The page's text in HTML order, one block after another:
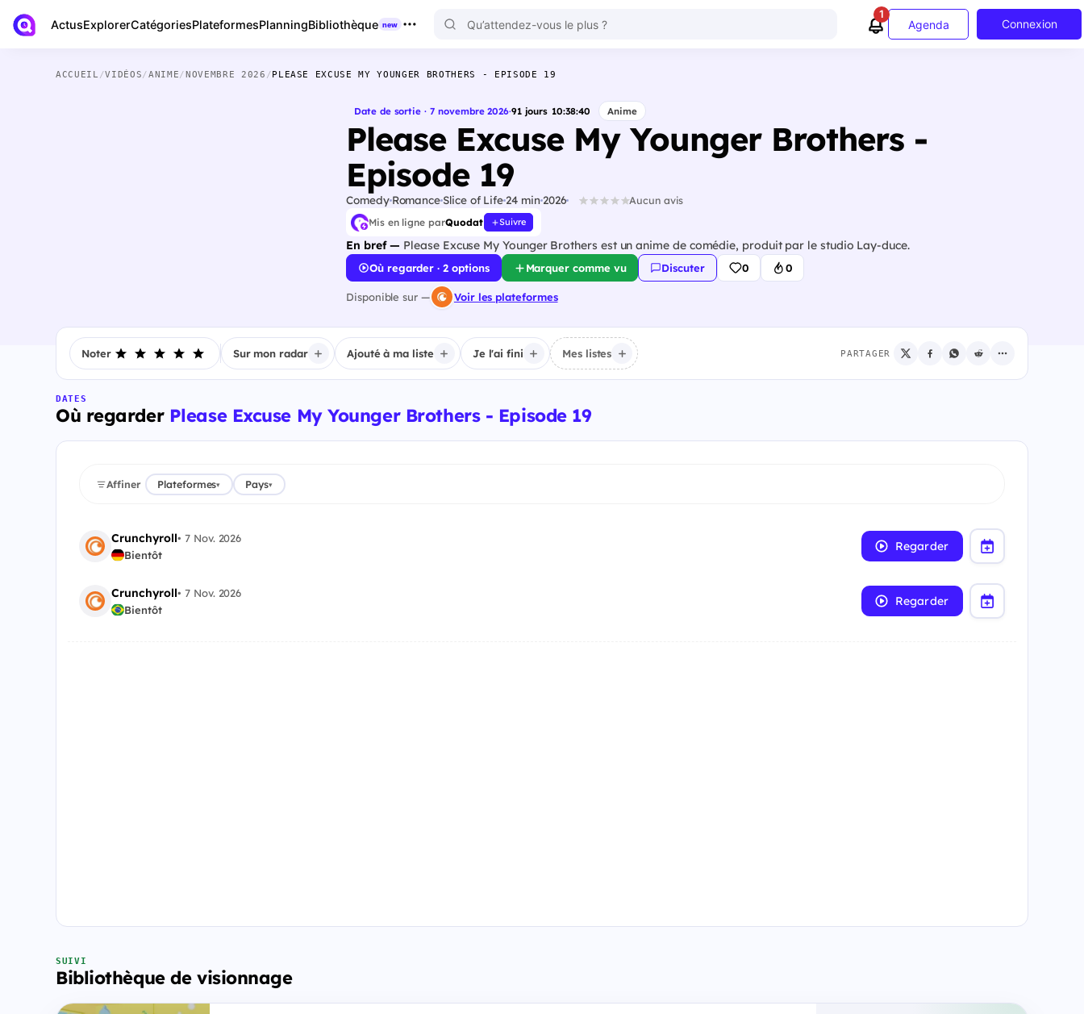
ActusExplorerCatégoriesPlateformesPlanningBibliothèque new
1
Agenda Connexion
ACCUEIL /VIDÉOS/ANIME/NOVEMBRE 2026 /PLEASE EXCUSE MY YOUNGER BROTHERS - EPISODE 19
Date de sortie · 7 novembre 2026·91 jours 10:38:38 Anime
Please Excuse My Younger Brothers -
Episode 19
ComedyRomance Slice of Life 24 min 2026 Aucun avis
Mis en ligne parQuodat Suivre
En bref — Please Excuse My Younger Brothers est un anime de comédie, produit par le studio Lay-duce.
Où regarder · 2 options Marquer comme vu Discuter 0 0
Disponible sur — Voir les plateformes
Noter Sur mon radar Ajouté à ma liste Je l'ai fini Mes listes PARTAGER
DATES
Où regarder Please Excuse My Younger Brothers - Episode 19
Affiner Plateformes▾ Pays▾
Crunchyroll•7 Nov. 2026
Bientôt
Regarder
Crunchyroll•7 Nov. 2026
Bientôt
Regarder
SUIVI
Bibliothèque de visionnage